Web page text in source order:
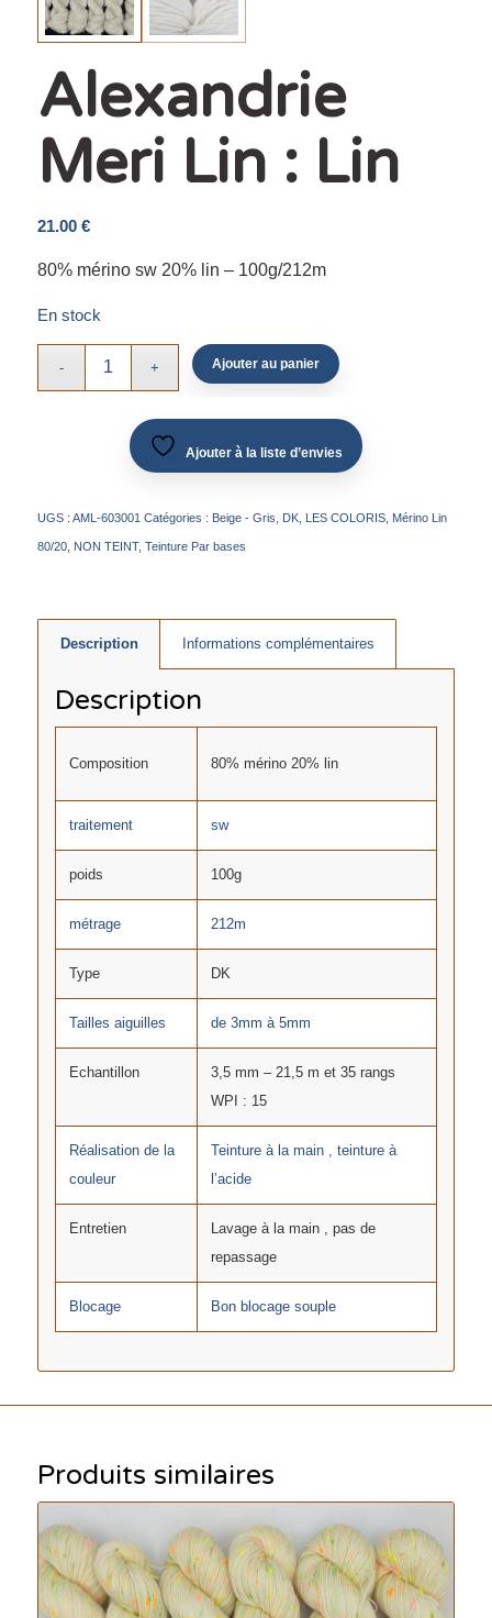
Alexandrie
Meri Lin : Lin
21.00 €
80% mérino sw 20% lin – 100g/212m
En stock
Ajouter au panier
Ajouter à la liste d’envies
UGS : AML-603001 Catégories : Beige - Gris DK, LES COLORIS, Mérino Lin
80/20, NON TEINT, Teinture Par bases
Description Informations complémentaires
Description
Composition 80% mérino 20% lin
traitement sw
poids 100g
métrage 212m
Type DK
Tailles aiguilles de 3mm à 5mm
Echantillon
3,5 mm – 21,5 m et 35 rangs
WPI : 15
Réalisation de la
couleur
Teinture à la main , teinture à
l’acide
Entretien
Lavage à la main , pas de
repassage
Blocage Bon blocage souple
Produits similaires